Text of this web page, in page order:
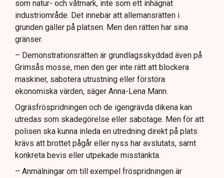
som natur- och våtmark, inte som ett inhägnat
industriområde. Det innebär att allemansrätten i
grunden gäller på platsen. Men den rätten har sina
gränser.
– Demonstrationsrätten är grundlagsskyddad även på
Grimsås mosse, men den ger inte rätt att blockera
maskiner, sabotera utrustning eller förstöra
ekonomiska värden, säger Anna-Lena Mann.
Ogräsfröspridningen och de igengrävda dikena kan
utredas som skadegörelse eller sabotage. Men för att
polisen ska kunna inleda en utredning direkt på plats
krävs att brottet pågår eller nyss har avslutats, samt
konkreta bevis eller utpekade misstänkta.
– Anmälningar om till exempel fröspridningen är